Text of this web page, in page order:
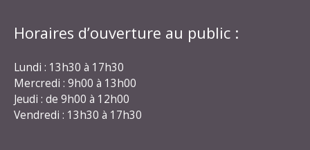
Horaires d’ouverture au public :
Lundi : 13h30 à 17h30
Mercredi : 9h00 à 13h00
Jeudi : de 9h00 à 12h00
Vendredi : 13h30 à 17h30